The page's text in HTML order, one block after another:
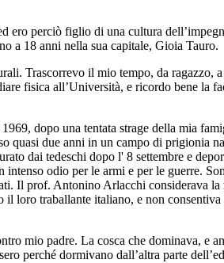
ero perciò figlio di una cultura
a 18 anni nella sua capitale, Gioia Tauro.
Trascorrevo il mio tempo, da ragazzo,
fisica all’Università, e ricordo bene la
dopo una tentata strage della mia
quasi due anni in un campo di prigionia
dai tedeschi dopo l' 8 settembre e
odio per le armi e per le guerre.
Il prof. Antonino Arlacchi considerava la
loro traballante italiano, e non
mio padre. La cosca che dominava, e
perché dormivano dall’altra parte